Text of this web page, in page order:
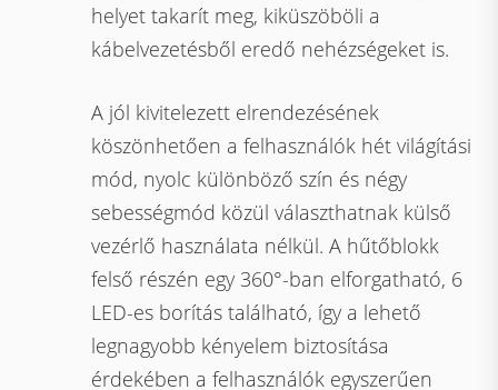
helyet takarít meg, kiküszöböli a
kábelvezetésből eredő nehézségeket is.
A jól kivitelezett elrendezésének
köszönhetően a felhasználók hét világítási
mód, nyolc különböző szín és négy
sebességmód közül választhatnak külső
vezérlő használata nélkül. A hűtőblokk
felső részén egy 360°-ban elforgatható, 6
LED-es borítás található, így a lehető
legnagyobb kényelem biztosítása
érdekében a felhasználók egyszerűen